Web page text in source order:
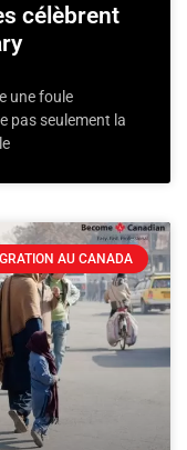
célèbrent
une foule
pas seulement la
AU CANADA